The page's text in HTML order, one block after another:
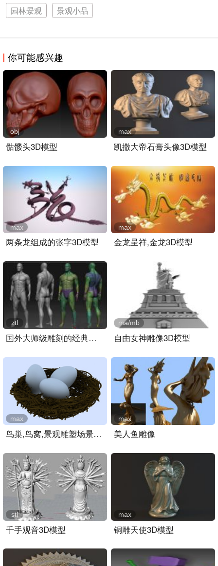
园林景观
景观小品
你可能感兴趣
骷髅头3D模型
obj
凯撒大帝石膏头像3D模型
max
两条龙组成的张字3D模型
max
金龙呈祥,金龙3D模型
max
国外大师级雕刻的经典男人..
ztl
自由女神雕像3D模型
ma/mb
鸟巢,鸟窝,景观雕塑场景3D..
max
美人鱼雕像
max
千手观音3D模型
stl
铜雕天使3D模型
max